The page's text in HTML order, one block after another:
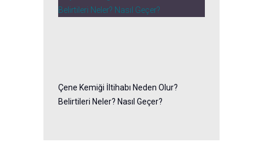
Çene Kemiği İltihabı Neden Olur?
Belirtileri Neler? Nasıl Geçer?